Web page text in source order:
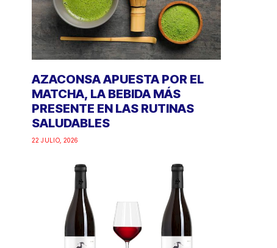
AZACONSA APUESTA POR EL
MATCHA, LA BEBIDA MÁS
PRESENTE EN LAS RUTINAS
SALUDABLES
22 JULIO, 2026